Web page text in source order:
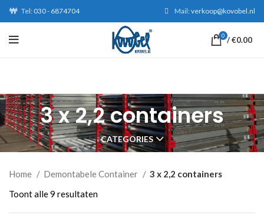
Tel: 030 - 6874704 Mail:verkoop@kovobel.nl
0 /€0.00
3 x 2,2 containers
CATEGORIES
Home Demontabele Container
3 x 2,2 containers
Toont alle 9 resultatenGesorteerd